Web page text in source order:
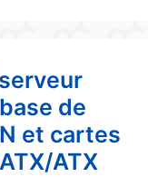
de
et cartes
ATX